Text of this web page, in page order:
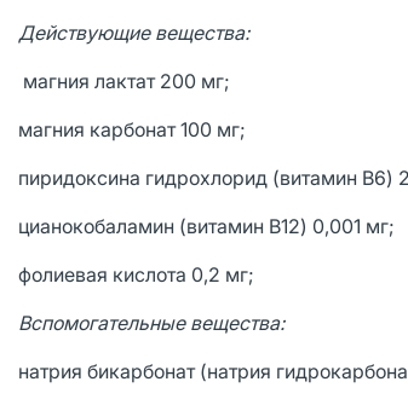
Действующие вещества:
магния лактат 200 мг;
магния карбонат 100 мг;
пиридоксина гидрохлорид (витамин B6)
цианокобаламин (витамин B12) 0,001 мг;
фолиевая кислота 0,2 мг;
Вспомогательные вещества:
натрия бикарбонат (натрия